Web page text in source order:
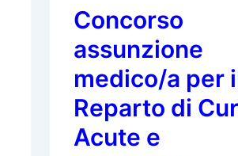
Concorso
assunzione
medico/a per
Reparto di
Acute e